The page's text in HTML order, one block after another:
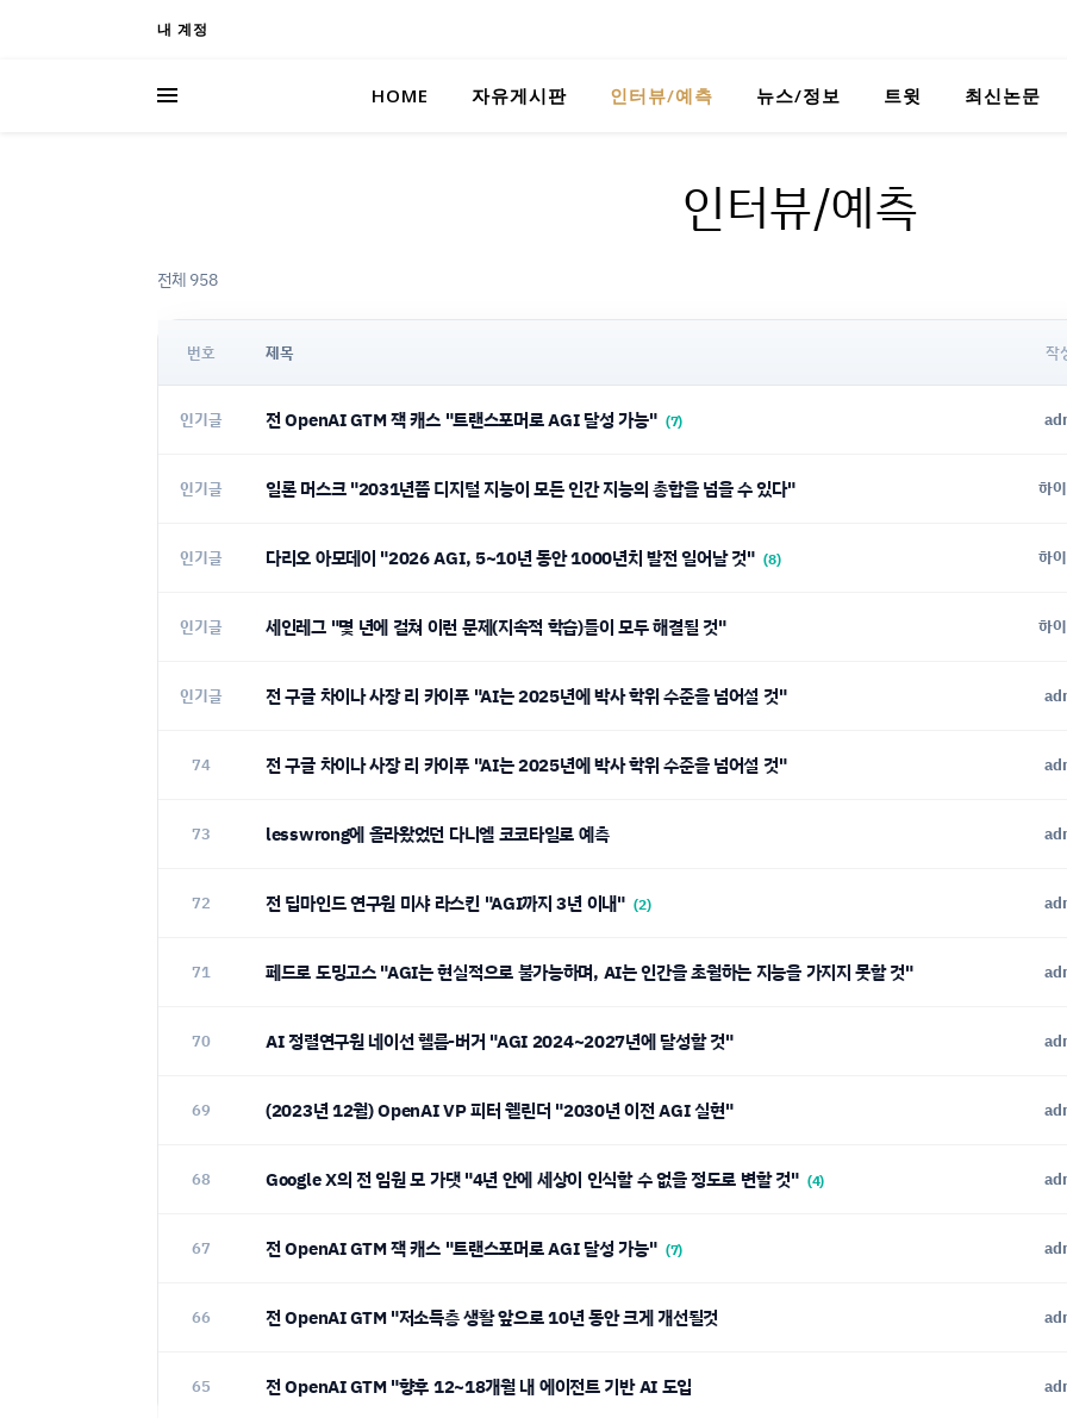
내 계정
HOME 자유게시판 인터뷰/예측 뉴스/정보 트윗 최신논문
인터뷰/예측
전체 958
번호 제목 작
인기글 전 OpenAI GTM 잭 캐스 "트랜스포머로 AGI 달성 가능" (7)
인기글 일론 머스크 "2031년쯤 디지털 지능이 모든 인간 지능의 총합을 넘을 수 있다" 하
인기글 다리오 아모데이 "2026 AGI, 5~10년 동안 1000년치 발전 일어날 것" (8) 하
인기글 세인레그 "몇 년에 걸쳐 이런 문제(지속적 학습)들이 모두 해결될 것" 하
인기글 전 구글 차이나 사장 리 카이푸 "AI는 2025년에 박사 학위 수준을 넘어설 것"
74 전 구글 차이나 사장 리 카이푸 "AI는 2025년에 박사 학위 수준을 넘어설 것"
73 lesswrong에 올라왔었던 다니엘 코코타일로 예측
72 전 딥마인드 연구원 미샤 라스킨 "AGI까지 3년 이내" (2)
71 페드로 도밍고스 "AGI는 현실적으로 불가능하며, AI는 인간을 초월하는 지능을 가지지 못할 것"
70 AI 정렬연구원 네이선 헬름-버거 "AGI 2024~2027년에 달성할 것"
69 (2023년 12월) OpenAI VP 피터 웰린더 "2030년 이전 AGI 실현"
68 Google X의 전 임원 모 가댓 "4년 안에 세상이 인식할 수 없을 정도로 변할 것" (4)
67 전 OpenAI GTM 잭 캐스 "트랜스포머로 AGI 달성 가능" (7)
66 전 OpenAI GTM "저소득층 생활 앞으로 10년 동안 크게 개선될것
65 전 OpenAI GTM "향후 12~18개월 내 에이전트 기반 AI 도입